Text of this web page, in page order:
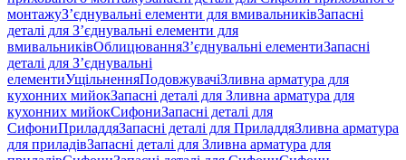
монтажуЗ’єднувальні елементи для вмивальниківЗапасні
деталі для З’єднувальні елементи для
вмивальниківОблицюванняЗ’єднувальні елементиЗапасні
деталі для З’єднувальні
елементиУщільненняПодовжувачіЗливна арматура для
кухонних мийокЗапасні деталі для Зливна арматура для
кухонних мийокСифониЗапасні деталі для
СифониПриладдяЗапасні деталі для ПриладдяЗливна арматура
для приладівЗапасні деталі для Зливна арматура для